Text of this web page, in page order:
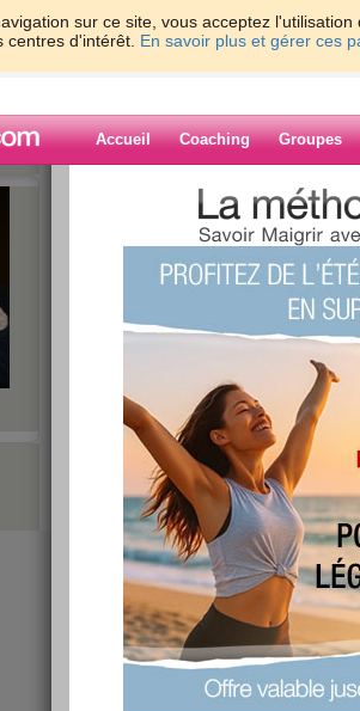
sur ce site, vous acceptez
centres d'intérêt. En savoir plus et gérer ces
Accueil Coaching Groupes
>
Blog de
3 Suiv.
Semaine 3 - Jeudi
publié le 19/12/2013 à 20:46
Pourquoi j'ai mis "semaine 4" hier ? On ne sait
lire la suite
Semaine 4 -
publié le 18/12/2013 à 21:44